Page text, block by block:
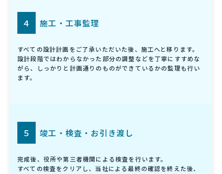
４ 施工・工事監理
すべての設計計画をご了承いただいた後、施工へと移ります。
設計段階ではわからなかった部分の調整などを丁寧にすすめな
がら、しっかりと計画通りのものができているかの監理も行い
ます。
５ 竣工・検査・お引き渡し
完成後、役所や第三者機関による検査を行います。
すべての検査をクリアし、当社による最終の確認を終えた後、